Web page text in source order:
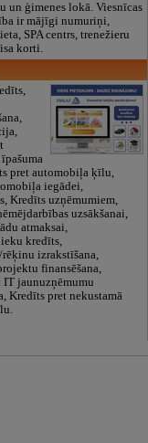
un ģimenes lokā. Viesnīcas
ir mājīgi numuriņi,
SPA centrs, trenežieru
korti.
pret automobiļa ķīlu,
iegādei,
Kredīts uzņēmumiem,
uzsākšanai,
atmaksai,
kredīts,
izrakstīšana,
finansēšana,
IT jaunuzņēmumu
Kredīts pret nekustamā